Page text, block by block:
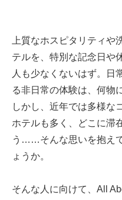
上質なホスピタリティや
テルを、特別な記念日や
人も少なくないはず。日
る非日常の体験は、何物
しかし、近年では多様な
ホテルも多く、どこに滞
う……そんな思いを抱え
ょうか。
そんな人に向けて、All